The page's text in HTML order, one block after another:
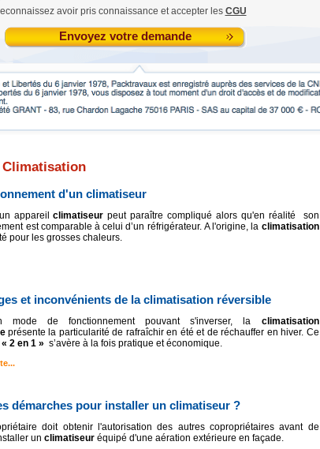
avoir pris connaissance et accepter les CGU
Envoyez votre demande
d'un climatiseur
appareilclimatiseur peut paraître compliqué alors qu'en réalité son
est comparable à celui d’un réfrigérateur. A l'origine, la climatisation
pour les grosses chaleurs.
et inconvénients de la climatisation réversible
mode de fonctionnement pouvant s'inverser, la climatisation
présente la particularité de rafraîchir en été et de réchauffer en hiver. Ce
2 en 1 » s’avère à la fois pratique et économique.
démarches pour installer un climatiseur ?
doit obtenir l'autorisation des autres copropriétaires avant de
un climatiseuréquipé d'une aération extérieure en façade.